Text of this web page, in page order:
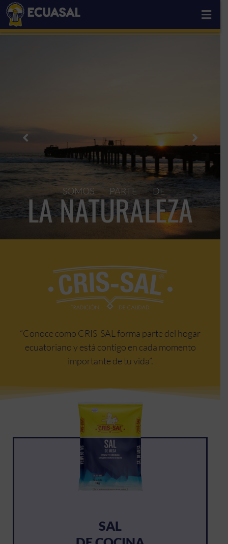
SOMOS PARTE DE
LA NATURALEZA
“Conoce como CRIS-SAL forma parte del hogar
ecuatoriano y está contigo en cada momento
importante de tu vida”.
SAL